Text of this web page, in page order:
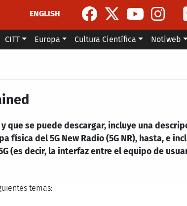
ENGLISH
CITT Europa Cultura Científica Notiweb
que se puede descargar, incluye una
física del 5G New Radio (5G NR), hasta, e
(es decir, la interfaz entre el equipo de
temas: